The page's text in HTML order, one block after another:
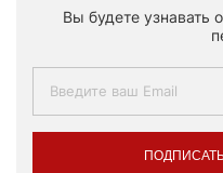
Вы будете узнавать